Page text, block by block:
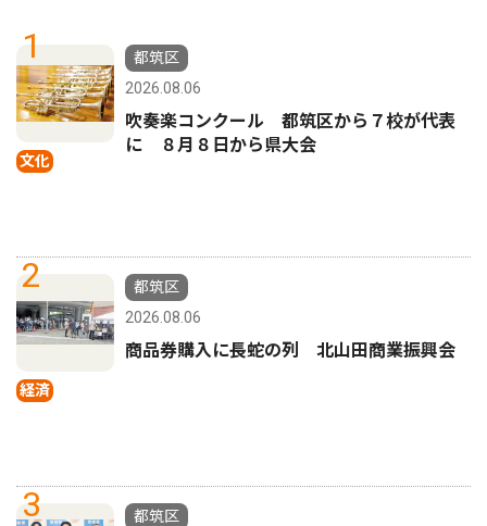
1
文化
都筑区
2026.08.06
吹奏楽コンクール 都筑区から７校が代表
に ８月８日から県大会
2
経済
都筑区
2026.08.06
商品券購入に長蛇の列 北山田商業振興会
3
都筑区